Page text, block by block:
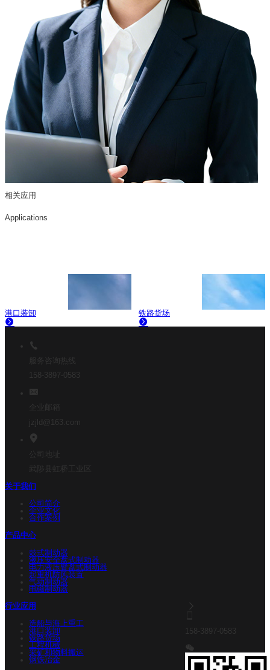
相关应用
Applications
港口装卸 铁路货场
服务咨询热线
158-3897-0583
企业邮箱
jzjld@163.com
公司地址
武陟县虹桥工业区
关于我们
公司简介
企业文化
合作案例
产品中心
鼓式制动器
液压安全盘式制动器
电力液压臂盘式制动器
起重机防风装置
气动制动器
电磁制动器
行业应用
造船与海上重工
港口装卸
铁路货场
工程机械
采矿和物料搬运
钢铁冶金
158-3897-0583